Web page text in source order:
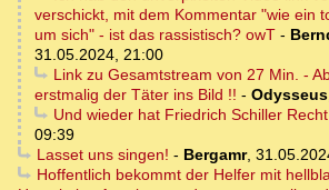
verschickt, mit dem Kommentar "wie ein
um sich" - ist das rassistisch? owT -
31.05.2024, 21:00
Link zu Gesamtstream von 27 Min. -
erstmalig der Täter ins Bild !! - Odysseus
Und wieder hat Friedrich Schiller Recht
09:39
Lasset uns singen! - Bergamr,
Hoffentlich bekommt der Helfer mit